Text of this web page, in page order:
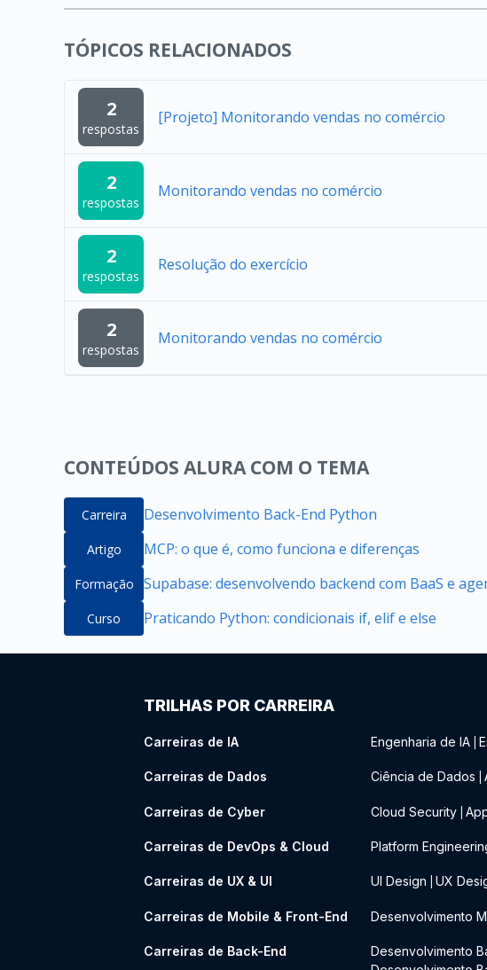
TÓPICOS RELACIONADOS
2
respostas
[Projeto] Monitorando vendas no comércio
2
respostas
Monitorando vendas no comércio
2
respostas
Resolução do exercício
2
respostas
Monitorando vendas no comércio
CONTEÚDOS ALURA COM O TEMA
Carreira Desenvolvimento Back-End Python
Artigo MCP: o que é, como funciona e diferenças
Formação Supabase: desenvolvendo backend com BaaS e
Curso Praticando Python: condicionais if, elif e else
TRILHAS POR CARREIRA
Carreiras de IA Engenharia de IA
Carreiras de Dados Ciência de Dados
Carreiras de Cyber Cloud Security
Carreiras de DevOps & Cloud Platform
Carreiras de UX & UI UI Design UX
Carreiras de Mobile & Front-End Desenvolvimento
Carreiras de Back-End Desenvolvimento